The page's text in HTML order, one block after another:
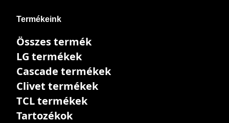
Termékeink
Összes termék
LG termékek
Cascade termékek
Clivet termékek
TCL termékek
Tartozékok